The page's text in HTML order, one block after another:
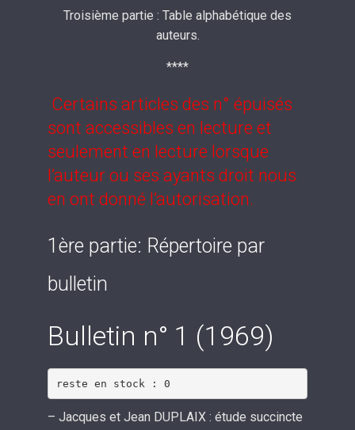
Troisième partie : Table alphabétique des
auteurs.
****
Certains articles des n° épuisés
sont accessibles en lecture et
seulement en lecture lorsque
l’auteur ou ses ayants droit nous
en ont donné l’autorisation.
1ère partie: Répertoire par
bulletin
Bulletin n° 1 (1969)
reste en stock : 0
– Jacques et Jean DUPLAIX : étude succincte